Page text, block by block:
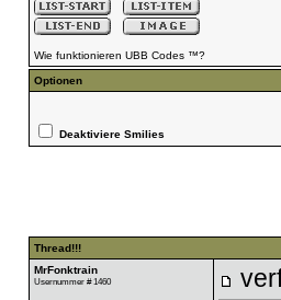
Wie funktionieren UBB Codes ™?
Optionen
Deaktiviere Smilies
Thread!!!
MrFonktrain
Usernummer # 1460